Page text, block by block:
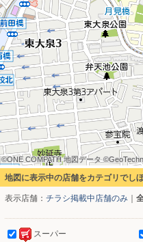
©ONE COMPATH 地図データ
©ONE COMPATH 地図データ
©ONE COMPATH 地図データ
©ONE COMPATH 地図データ
©ONE COMPATH 地図データ
©ONE COMPATH 地図データ
©ONE COMPATH 地図データ
©ONE COMPATH 地図データ
©ONE COMPATH 地図データ
地図に表示中の店舗をカテゴリでし
表示店舗： チラシ掲載中店舗のみ
スーパー